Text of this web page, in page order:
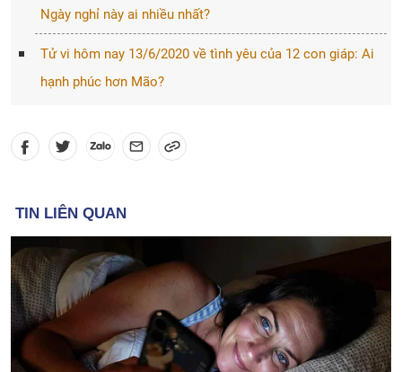
Ngày nghỉ này ai nhiều nhất?
Tử vi hôm nay 13/6/2020 về tình yêu của 12 con giáp: Ai
hạnh phúc hơn Mão?